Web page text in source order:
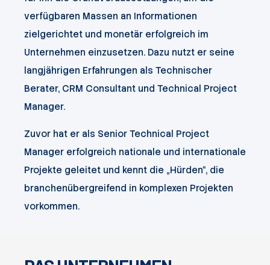
verfügbaren Massen an Informationen
zielgerichtet und monetär erfolgreich im
Unternehmen einzusetzen. Dazu nutzt er seine
langjährigen Erfahrungen als Technischer
Berater, CRM Consultant und Technical Project
Manager.
Zuvor hat er als Senior Technical Project
Manager erfolgreich nationale und internationale
Projekte geleitet und kennt die „Hürden“, die
branchenübergreifend in komplexen Projekten
vorkommen.